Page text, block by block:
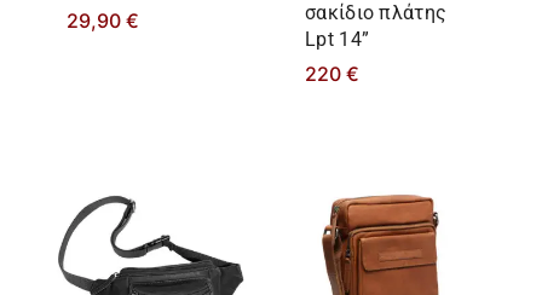
29,90 €
σακίδιο πλάτης
Lpt 14”
220 €